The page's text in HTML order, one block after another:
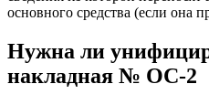
основного средства (если она
Нужна ли
накладная № ОС-2